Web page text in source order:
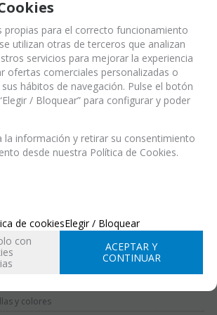
13)
BLACK 35
39
y colores
propias para el correcto funcionamiento
utilizan otras de terceros que analizan
servicios para mejorar la experiencia
ofertas comerciales personalizadas o
hábitos de navegación. Pulse el botón
/ Bloquear” para configurar y poder
la información y retirar su consentimiento
desde nuestra Política de Cookies.
de cookiesElegir / Bloquear
con
ACEPTAR Y
CONTINUAR